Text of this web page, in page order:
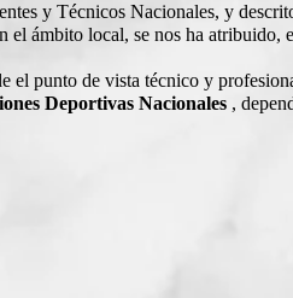
y Técnicos Nacionales, y
el ámbito local, se nos ha atribuido,
el punto de vista técnico y
Deportivas Nacionales ,